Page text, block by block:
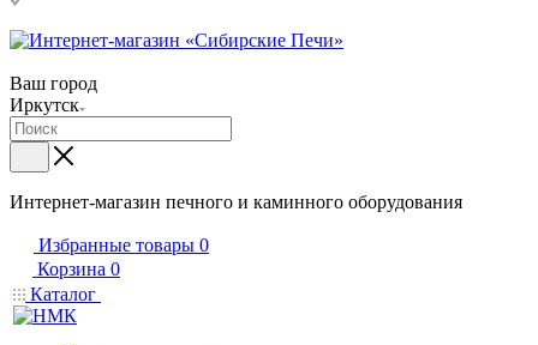
Ваш город
Иркутск
Интернет-магазин печного и каминного оборудования
Избранные товары 0
Корзина 0
Каталог